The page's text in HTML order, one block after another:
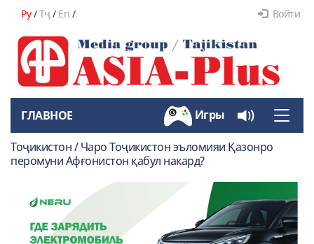
Ру/Тҷ/ En / Войти
Toggle
ГЛАВНОЕ Игры
Тоҷикистон / Чаро Тоҷикистон эъломияи Қазонро
перомуни Афғонистон қабул накард?